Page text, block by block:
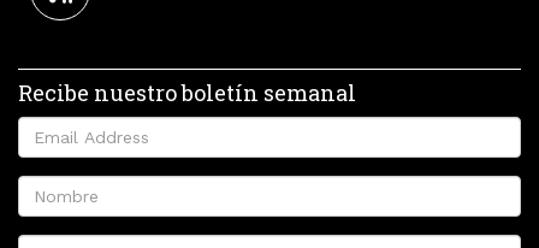
Recibe nuestro boletín semanal